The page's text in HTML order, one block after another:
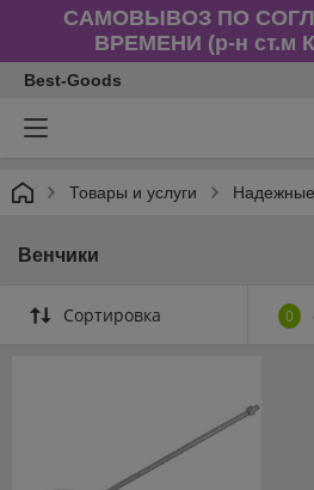
САМОВЫВОЗ ПО
ВРЕМЕНИ (р-н ст.м
Best-Goods
Товары и услуги
Венчики
Сортировка 0